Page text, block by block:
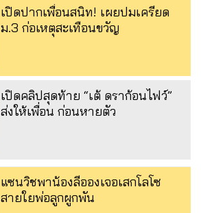
เปิดปากเพื่อนสนิท! เผยปมเครียด
ม.3 ก่อเหตุสะเทือนขวัญ
เปิดคลิปสุดท้าย “เต้ ดราก้อนไฟว์”
ส่งให้เพื่อน ก่อนหายตัว
แซนวิชพาน้องลีอองเจอเสกโลโซ
สายใยพ่อลูกผูกพัน